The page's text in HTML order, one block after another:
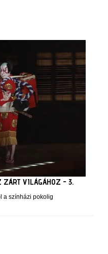
ZÁRT VILÁGÁHOZ - 3.
a színházi pokolig